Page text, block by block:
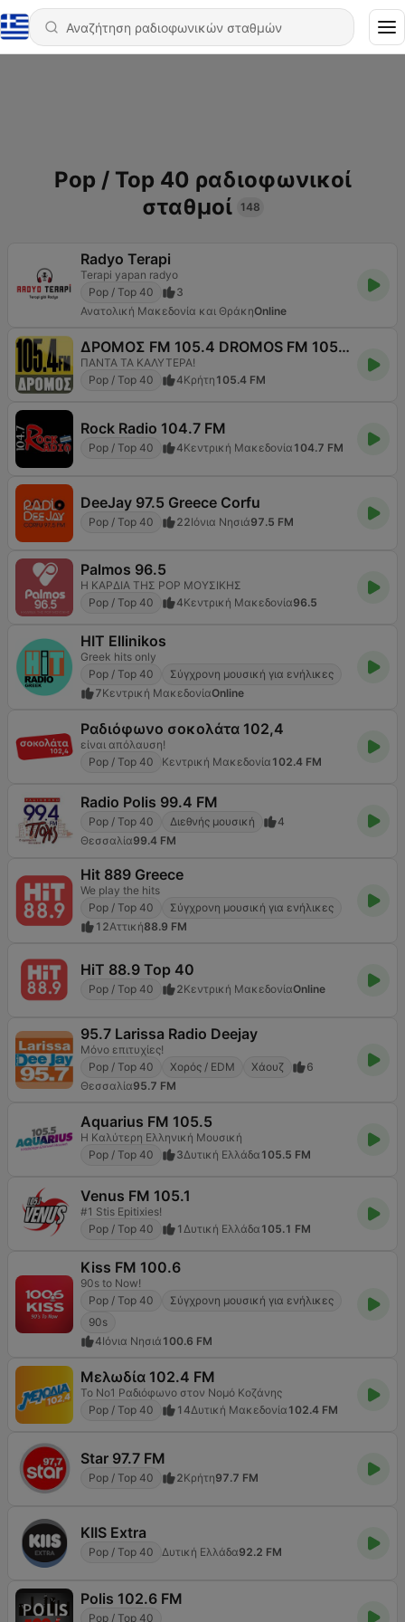
Pop / Top 40 ραδιοφωνικοί
σταθμοί
148
Radyo Terapi
Terapi yapan radyo
Pop / Top 40
3
Ανατολική Μακεδονία και ΘράκηOnline
ΔΡΟΜΟΣ FM 105.4 DROMOS FM 105.4
ΠΑΝΤΑ ΤΑ ΚΑΛΥΤΕΡΑ!
Pop / Top 40
4Κρήτη 105.4 FM
Rock Radio 104.7 FM
Pop / Top 40 4Κεντρική Μακεδονία 104.7 FM
DeeJay 97.5 Greece Corfu
Pop / Top 40 22Ιόνια Νησιά97.5 FM
Palmos 96.5
Η ΚΑΡΔΙΑ ΤΗΣ POP ΜΟΥΣΙΚΗΣ
Pop / Top 40
4Κεντρική Μακεδονία96.5
HIT Ellinikos
Greek hits only
Pop / Top 40
Σύγχρονη μουσική για ενήλικες
7Κεντρική ΜακεδονίαOnline
Ραδιόφωνο σοκολάτα 102,4
είναι απόλαυση!
Pop / Top 40
Κεντρική Μακεδονία 102.4 FM
Radio Polis 99.4 FM
Pop / Top 40 Διεθνής μουσική
4
Θεσσαλία99.4 FM
Hit 889 Greece
We play the hits
Pop / Top 40
Σύγχρονη μουσική για ενήλικες
12Αττική88.9 FM
HiT 88.9 Top 40
Pop / Top 40 2Κεντρική ΜακεδονίαOnline
95.7 Larissa Radio Deejay
Μόνο επιτυχίες!
Pop / Top 40
Χορός / EDM Χάουζ
6
Θεσσαλία95.7 FM
Aquarius FM 105.5
Η Καλύτερη Ελληνική Μουσική
Pop / Top 40
3Δυτική Ελλάδα 105.5 FM
Venus FM 105.1
#1 Stis Epitixies!
Pop / Top 40
1 Δυτική Ελλάδα 105.1 FM
Kiss FM 100.6
90s to Now!
Pop / Top 40
Σύγχρονη μουσική για ενήλικες
90s
4Ιόνια Νησιά 100.6 FM
Μελωδία 102.4 FM
Το Νο1 Ραδιόφωνο στον Νομό Κοζάνης
Pop / Top 40
14Δυτική Μακεδονία 102.4 FM
Star 97.7 FM
Pop / Top 40 2Κρήτη97.7 FM
KIIS Extra
Pop / Top 40 Δυτική Ελλάδα92.2 FM
Polis 102.6 FM
Pop / Top 40